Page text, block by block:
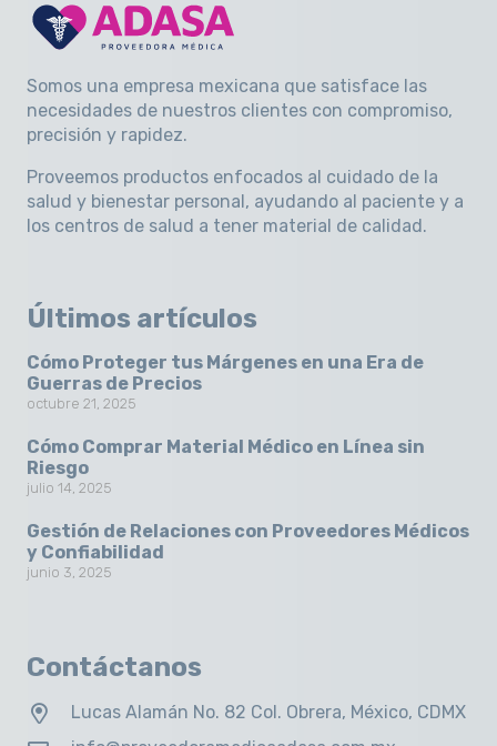
Somos una empresa mexicana que satisface las
necesidades de nuestros clientes con compromiso,
precisión y rapidez.
Proveemos productos enfocados al cuidado de la
salud y bienestar personal, ayudando al paciente y a
los centros de salud a tener material de calidad.
Últimos artículos
Cómo Proteger tus Márgenes en una Era de
Guerras de Precios
octubre 21, 2025
Cómo Comprar Material Médico en Línea sin
Riesgo
julio 14, 2025
Gestión de Relaciones con Proveedores Médicos
y Confiabilidad
junio 3, 2025
Contáctanos
Lucas Alamán No. 82 Col. Obrera, México, CDMX